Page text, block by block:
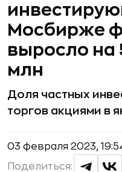
Мосбирже
выросло на
млн
Доля частных
торгов акциями в
03 февраля 2023,
Поделиться: